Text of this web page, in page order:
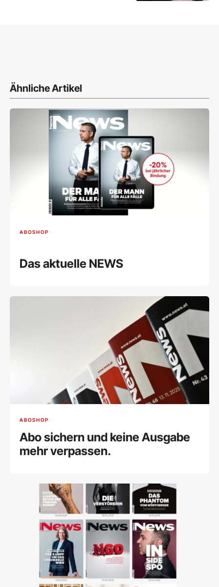
Ähnliche Artikel
ABOSHOP
Das aktuelle NEWS
ABOSHOP
Abo sichern und keine Ausgabe
mehr verpassen.